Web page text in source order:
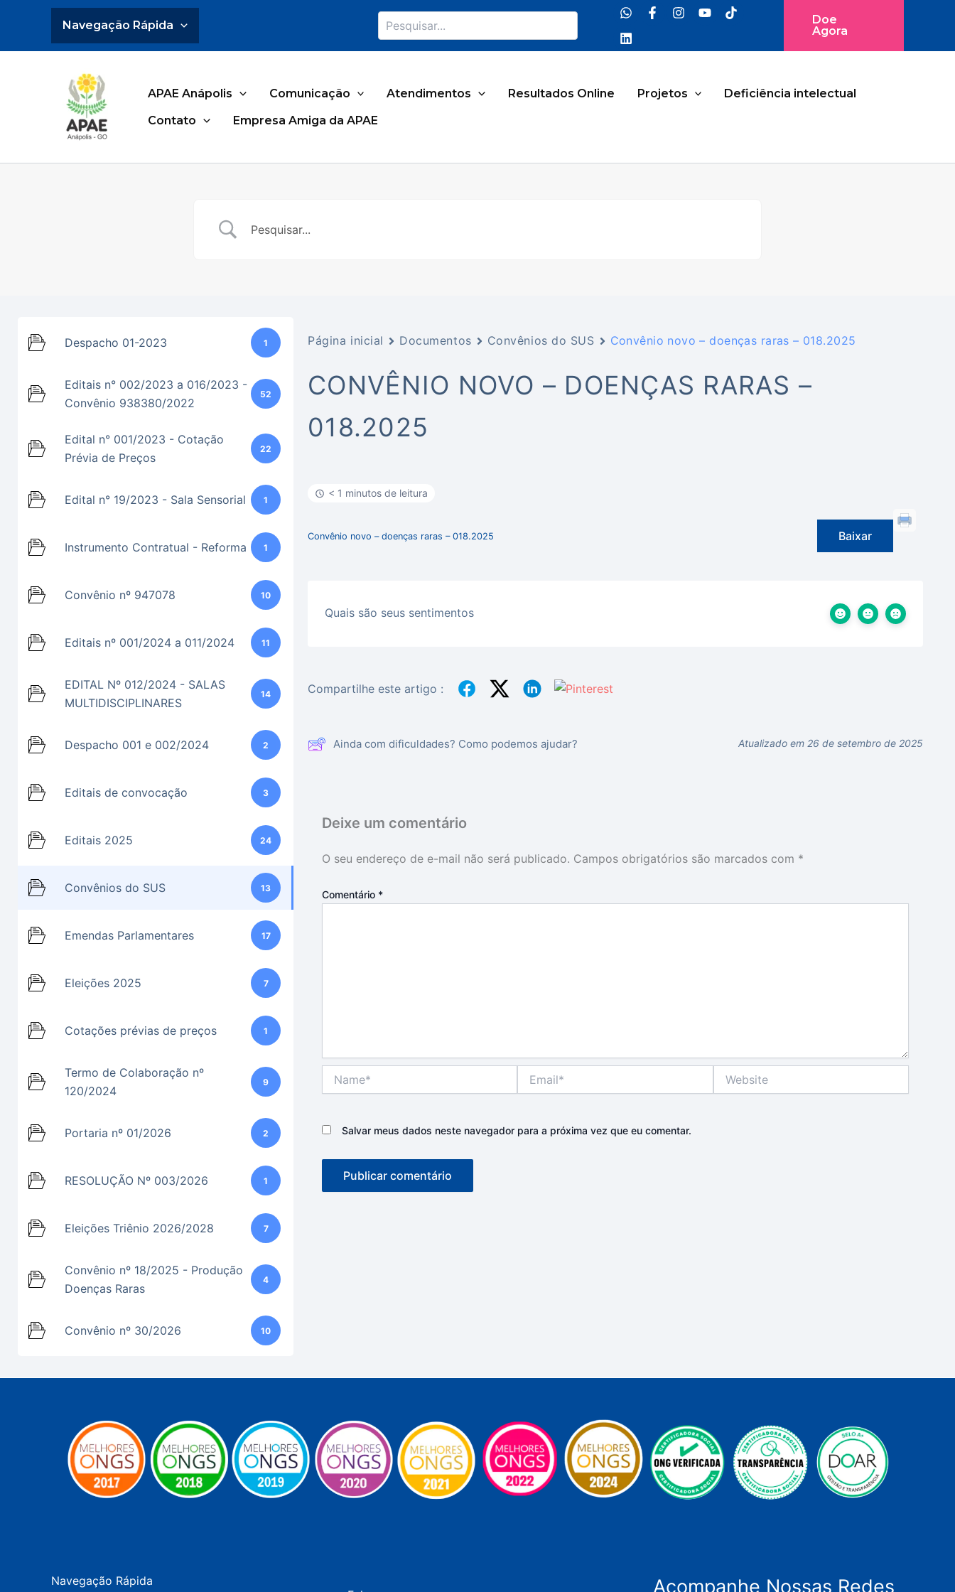
Navegação Rápida
Doe
Agora
APAE Anápolis Comunicação Atendimentos Resultados Online Projetos
Deficiência intelectual
Contato
Empresa Amiga da APAE
Despacho 01-2023 1
Editais n° 002/2023 a 016/2023 -
Convênio 938380/2022
52
Edital n° 001/2023 - Cotação
Prévia de Preços
22
Edital n° 19/2023 - Sala Sensorial 1
Instrumento Contratual - Reforma 1
Convênio nº 947078 10
Editais nº 001/2024 a 011/2024 11
EDITAL Nº 012/2024 - SALAS
MULTIDISCIPLINARES
14
Despacho 001 e 002/2024 2
Editais de convocação 3
Editais 2025 24
Convênios do SUS 13
Emendas Parlamentares 17
Eleições 2025 7
Cotações prévias de preços 1
Termo de Colaboração nº
120/2024
9
Portaria nº 01/2026 2
RESOLUÇÃO Nº 003/2026 1
Eleições Triênio 2026/2028 7
Convênio nº 18/2025 - Produção
Doenças Raras
4
Convênio nº 30/2026 10
Página inicial Documentos Convênios do SUS Convênio novo – doenças raras – 018.2025
CONVÊNIO NOVO – DOENÇAS RARAS –
018.2025
< 1 minutos de leitura
Convênio novo – doenças raras – 018.2025 Baixar
Quais são seus sentimentos
Compartilhe este artigo :
Ainda com dificuldades? Como podemos ajudar? Atualizado em 26 de setembro de 2025
Deixe um comentário
O seu endereço de e-mail não será publicado. Campos obrigatórios são marcados com *
Comentário *
Salvar meus dados neste navegador para a próxima vez que eu comentar.
Navegação Rápida
Acompanhe Nossas Redes